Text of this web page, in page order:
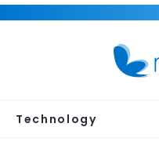
Technology